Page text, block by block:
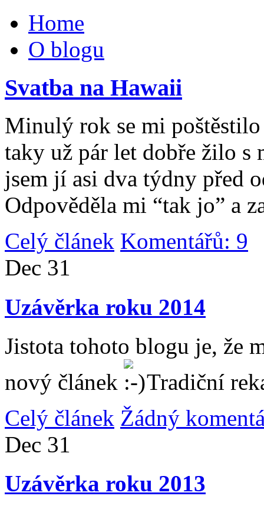
Home
O blogu
Svatba na Hawaii
Minulý rok se mi
taky už pár let dobře žilo
jsem jí asi dva týdny před
Odpověděla mi “tak jo” a
Celý článek Komentářů: 9
Dec 31
Uzávěrka roku 2014
Jistota tohoto blogu je, že
nový článek
Tradiční
Celý článek Žádný
Dec 31
Uzávěrka roku 2013